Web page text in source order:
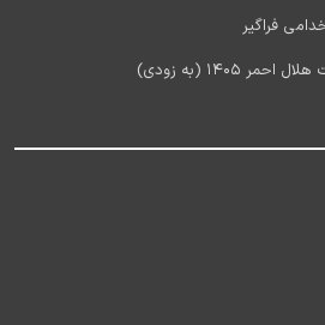
فراگیر
1405 (به زودی)